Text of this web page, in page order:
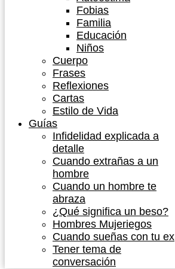
Fobias
Familia
Educación
Niños
Cuerpo
Frases
Reflexiones
Cartas
Estilo de Vida
Guías
Infidelidad explicada a
detalle
Cuando extrañas a un
hombre
Cuando un hombre te
abraza
¿Qué significa un beso?
Hombres Mujeriegos
Cuando sueñas con tu ex
Tener tema de
conversación